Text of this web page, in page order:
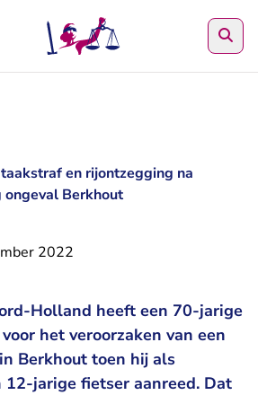
en rijontzegging na
ongeval Berkhout
2022
Holland heeft een 70-jarige
het veroorzaken van een
Berkhout toen hij als
12-jarige fietser aanreed. Dat